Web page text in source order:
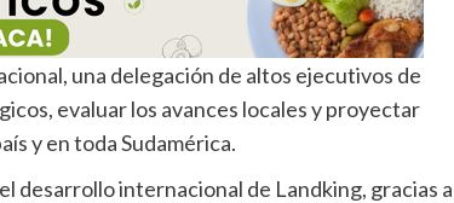
una delegación de altos ejecutivos de
evaluar los avances locales y proyectar
y en toda Sudamérica.
desarrollo internacional de Landking, gracias a